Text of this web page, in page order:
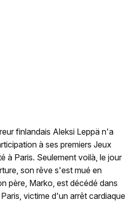
finlandais Aleksi Leppä n'a
à ses premiers Jeux
à Paris. Seulement voilà, le jour
son rêve s'est mué en
père, Marko, est décédé dans
victime d'un arrêt cardiaque